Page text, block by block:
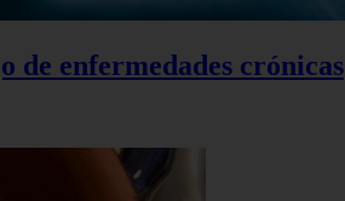
de enfermedades crónicas